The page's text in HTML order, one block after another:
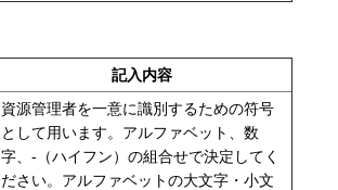
記入内容
資源管理者を一意に識別するための符号
として用います。アルファベット、数
字、-（ハイフン）の組合せで決定してく
ださい。アルファベットの大文字・小文